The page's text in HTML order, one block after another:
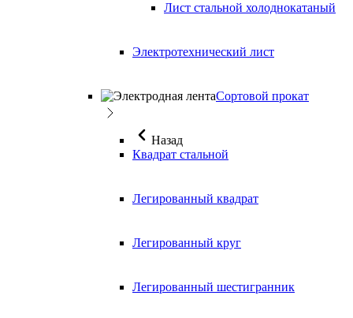
Лист стальной холоднокатаный
Электротехнический лист
Сортовой прокат
Назад
Квадрат стальной
Легированный квадрат
Легированный круг
Легированный шестигранник